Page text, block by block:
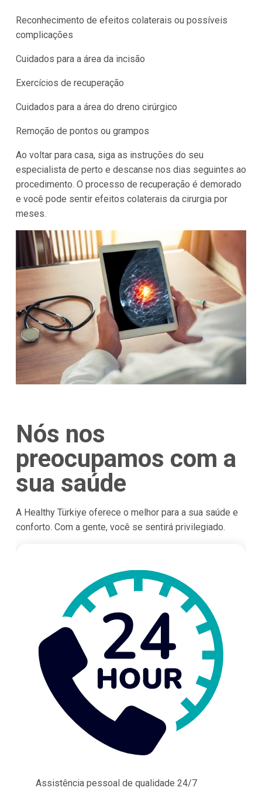
Reconhecimento de efeitos colaterais ou possíveis
complicações
Cuidados para a área da incisão
Exercícios de recuperação
Cuidados para a área do dreno cirúrgico
Remoção de pontos ou grampos
Ao voltar para casa, siga as instruções do seu
especialista de perto e descanse nos dias seguintes ao
procedimento. O processo de recuperação é demorado
e você pode sentir efeitos colaterais da cirurgia por
meses.
Nós nos
preocupamos com a
sua saúde
A Healthy Türkiye oferece o melhor para a sua saúde e
conforto. Com a gente, você se sentirá privilegiado.
Assistência pessoal de qualidade 24/7